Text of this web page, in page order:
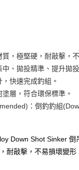
彰化商業
台北富邦
兆豐國際商
台中商業銀
華泰商業銀
遠東國際商
中國信託
】
，極堅硬，耐敲擊，
、拋投精準、提升拋
快速完成釣組。
層，符合環保標準。
：倒釣釣組
Down Shot Sinker 倒
耐敲擊，不易損壞變形